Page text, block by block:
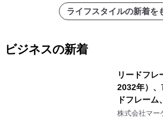
ライフスタイルの新着を
ビジネスの新着
リードフレ
2032年）
ドフレー
レーム）・
株式会社マー